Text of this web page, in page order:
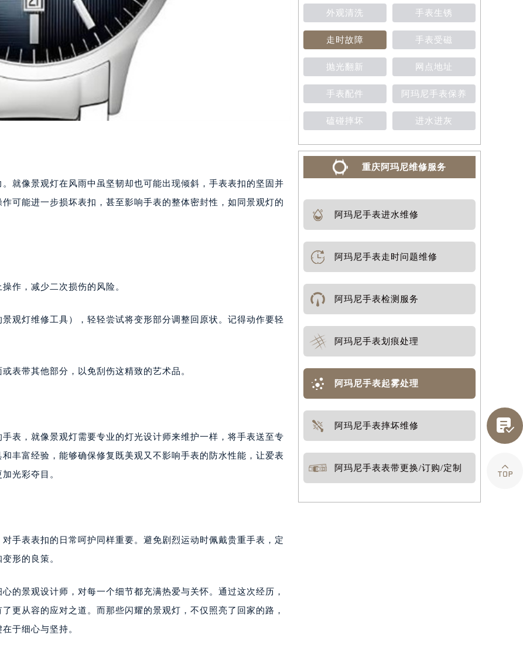
就像景观灯在风雨中虽坚韧却也可能出现倾斜，手表表扣的坚固并
可能进一步损坏表扣，甚至影响手表的整体密封性，如同景观灯的
作，减少二次损伤的风险。
观灯维修工具），轻轻尝试将变形部分调整回原状。记得动作要轻
表带其他部分，以免刮伤这精致的艺术品。
表，就像景观灯需要专业的灯光设计师来维护一样，将手表送至专
丰富经验，能够确保修复既美观又不影响手表的防水性能，让爱表
光彩夺目。
手表表扣的日常呵护同样重要。避免剧烈运动时佩戴贵重手表，定
形的良策。
的景观设计师，对每一个细节都充满热爱与关怀。通过这次经历，
更从容的应对之道。而那些闪耀的景观灯，不仅照亮了回家的路，
于细心与坚持。
外观清洗 手表生锈
走时故障 手表受磁
抛光翻新 网点地址
手表配件 阿玛尼手表保养
磕碰摔坏 进水进灰
重庆阿玛尼维修服务
阿玛尼手表进水维修
阿玛尼手表走时问题维修
阿玛尼手表检测服务
阿玛尼手表划痕处理
阿玛尼手表起雾处理
阿玛尼手表摔坏维修
阿玛尼手表表带更换/订购/定制

